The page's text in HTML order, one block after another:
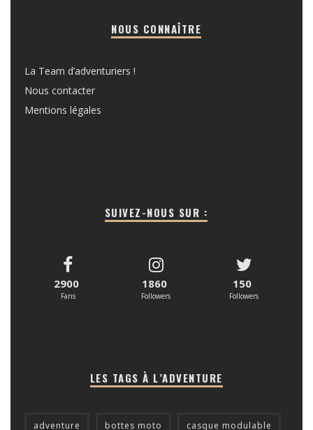
NOUS CONNAÎTRE
La Team d’adventuriers !
Nous contacter
Mentions légales
SUIVEZ-NOUS SUR :
2900
Fans
1860
Followers
150
Followers
LES TAGS À L’ADVENTURE
adventure bottes moto casque modulable